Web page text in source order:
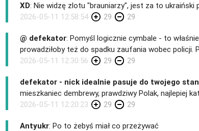
XD: Nie widzę zlotu "brauniarzy", jest za to ukraiński
2026-05-11 12:58:54
29 29
@ defekator: Pomyśl logicznie cymbale - to
prowadziłoby też do spadku zaufania wobec
2026-05-11 12:30:56
29 29
defekator - nick idealnie pasuje do twojego
mieszkaniec dembrewy, prawdziwy Polak, najlepiej
2026-05-11 12:20:23
29 29
Antyukr: Po to żebyś miał co przeżywać